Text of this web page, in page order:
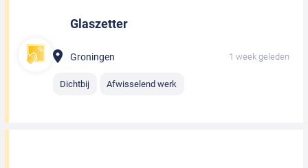
Glaszetter
Groningen 1 week geleden
Dichtbij Afwisselend werk